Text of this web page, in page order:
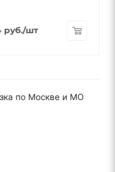
руб./шт
по Москве и МО